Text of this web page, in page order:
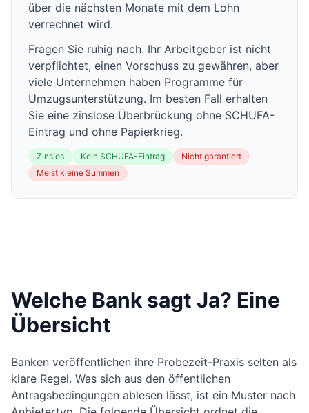
über die nächsten Monate mit dem Lohn
verrechnet wird.
Fragen Sie ruhig nach. Ihr Arbeitgeber ist nicht
verpflichtet, einen Vorschuss zu gewähren, aber
viele Unternehmen haben Programme für
Umzugsunterstützung. Im besten Fall erhalten
Sie eine zinslose Überbrückung ohne SCHUFA-
Eintrag und ohne Papierkrieg.
Zinslos Kein SCHUFA-Eintrag
Nicht garantiert
Meist kleine Summen
Welche Bank sagt Ja? Eine
Übersicht
Banken veröffentlichen ihre Probezeit-Praxis selten als
klare Regel. Was sich aus den öffentlichen
Antragsbedingungen ablesen lässt, ist ein Muster nach